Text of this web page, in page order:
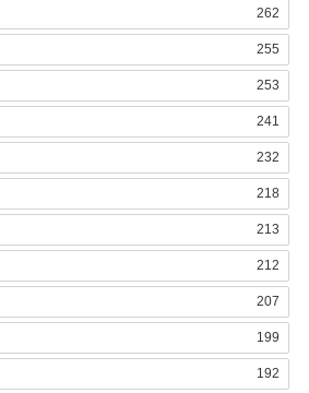
262
255
253
241
232
218
213
212
207
199
192